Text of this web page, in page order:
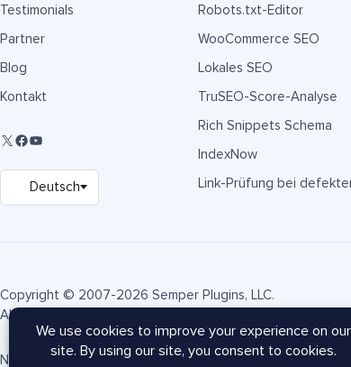
Testimonials
Partner
Blog
Kontakt
Robots.txt-Editor
WooCommerce SEO
Lokales SEO
TruSEO-Score-Analyse
Rich Snippets Schema
IndexNow
Link-Prüfung bei
Copyright © 2007-2026 Semper Plugins, LLC.
AIOSEO® und All in One SEO Pack® sind eingetragene
Nutzungsbedingungen Datenschutzrichtlinie FTC-